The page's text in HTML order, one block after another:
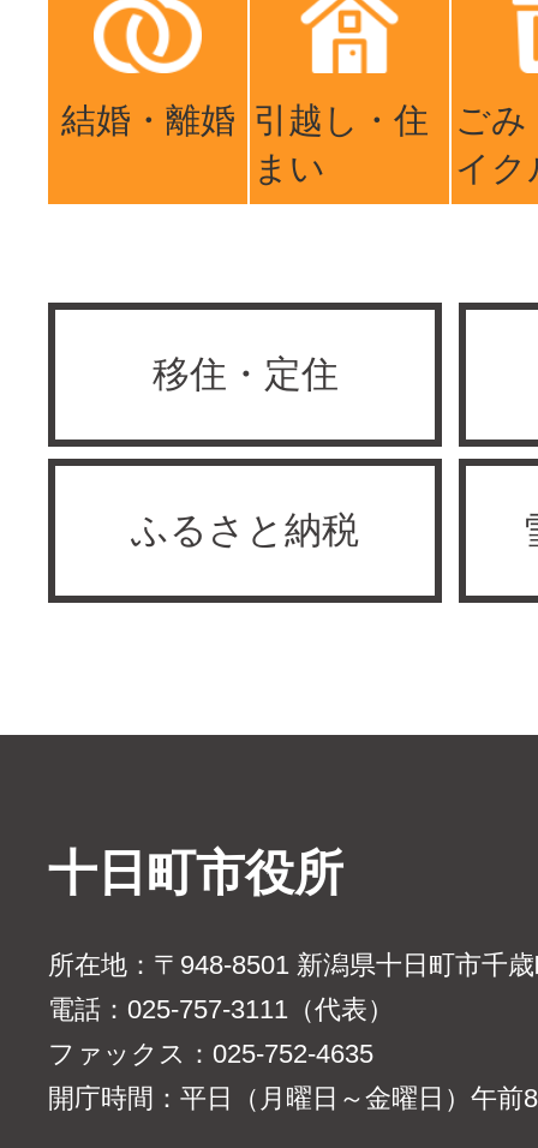
結婚・離婚 引越し・住
まい
ごみ
イク
移住・定住
ふるさと納税
十日町市役所
所在地：〒948-8501 新潟県十日町市千
電話：025-757-3111（代表）
ファックス：025-752-4635
開庁時間：平日（月曜日～金曜日）午前